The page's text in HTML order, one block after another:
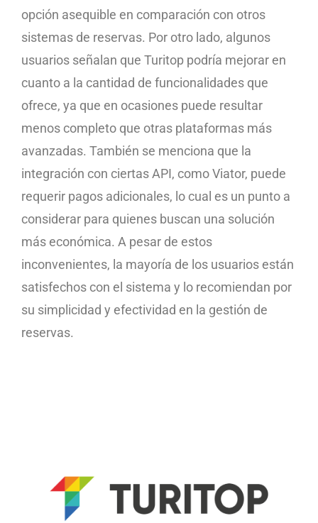
opción asequible en comparación con otros
sistemas de reservas. Por otro lado, algunos
usuarios señalan que Turitop podría mejorar en
cuanto a la cantidad de funcionalidades que
ofrece, ya que en ocasiones puede resultar
menos completo que otras plataformas más
avanzadas. También se menciona que la
integración con ciertas API, como Viator, puede
requerir pagos adicionales, lo cual es un punto a
considerar para quienes buscan una solución
más económica. A pesar de estos
inconvenientes, la mayoría de los usuarios están
satisfechos con el sistema y lo recomiendan por
su simplicidad y efectividad en la gestión de
reservas.